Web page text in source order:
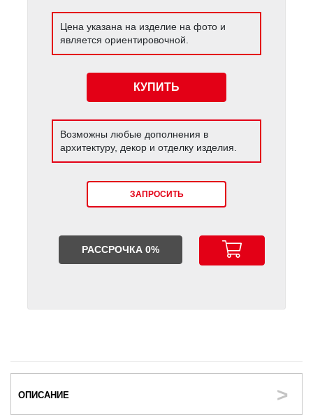
Цена указана на изделие на фото и
является ориентировочной.
КУПИТЬ
Возможны любые дополнения в
архитектуру, декор и отделку изделия.
ЗАПРОСИТЬ
РАССРОЧКА 0%
ОПИСАНИЕ